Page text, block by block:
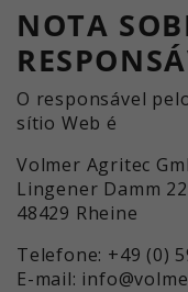
NOTA
O responsável
sítio Web é
Volmer Agritec
Lingener Damm
48429 Rheine
Telefone: +49 (0)
E-mail: